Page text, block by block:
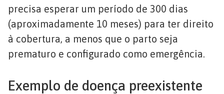
precisa esperar um período de 300 dias
(aproximadamente 10 meses) para ter direito
à cobertura, a menos que o parto seja
prematuro e configurado como emergência.
Exemplo de doença preexistente